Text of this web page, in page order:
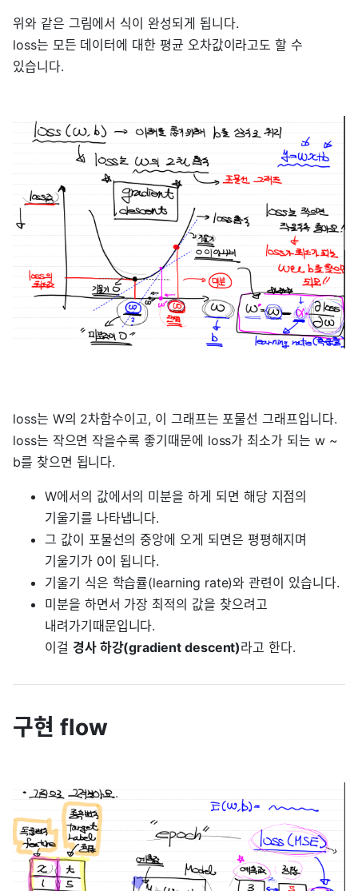
위와 같은 그림에서 식이 완성되게 됩니다.
loss는 모든 데이터에 대한 평균 오차값이라고도 할 수
있습니다.
loss는 W의 2차함수이고, 이 그래프는 포물선 그래프입니다.
loss는 작으면 작을수록 좋기때문에 loss가 최소가 되는 w ~
b를 찾으면 됩니다.
W에서의 값에서의 미분을 하게 되면 해당 지점의
기울기를 나타냅니다.
그 값이 포물선의 중앙에 오게 되면은 평평해지며
기울기가 0이 됩니다.
기울기 식은 학습률(learning rate)와 관련이 있습니다.
미분을 하면서 가장 최적의 값을 찾으려고
내려가기때문입니다.
이걸 경사 하강(gradient descent)라고 한다.
구현 flow